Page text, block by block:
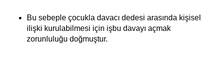
Bu sebeple çocukla davacı dedesi arasında kişisel
ilişki kurulabilmesi için işbu davayı açmak
zorunluluğu doğmuştur.